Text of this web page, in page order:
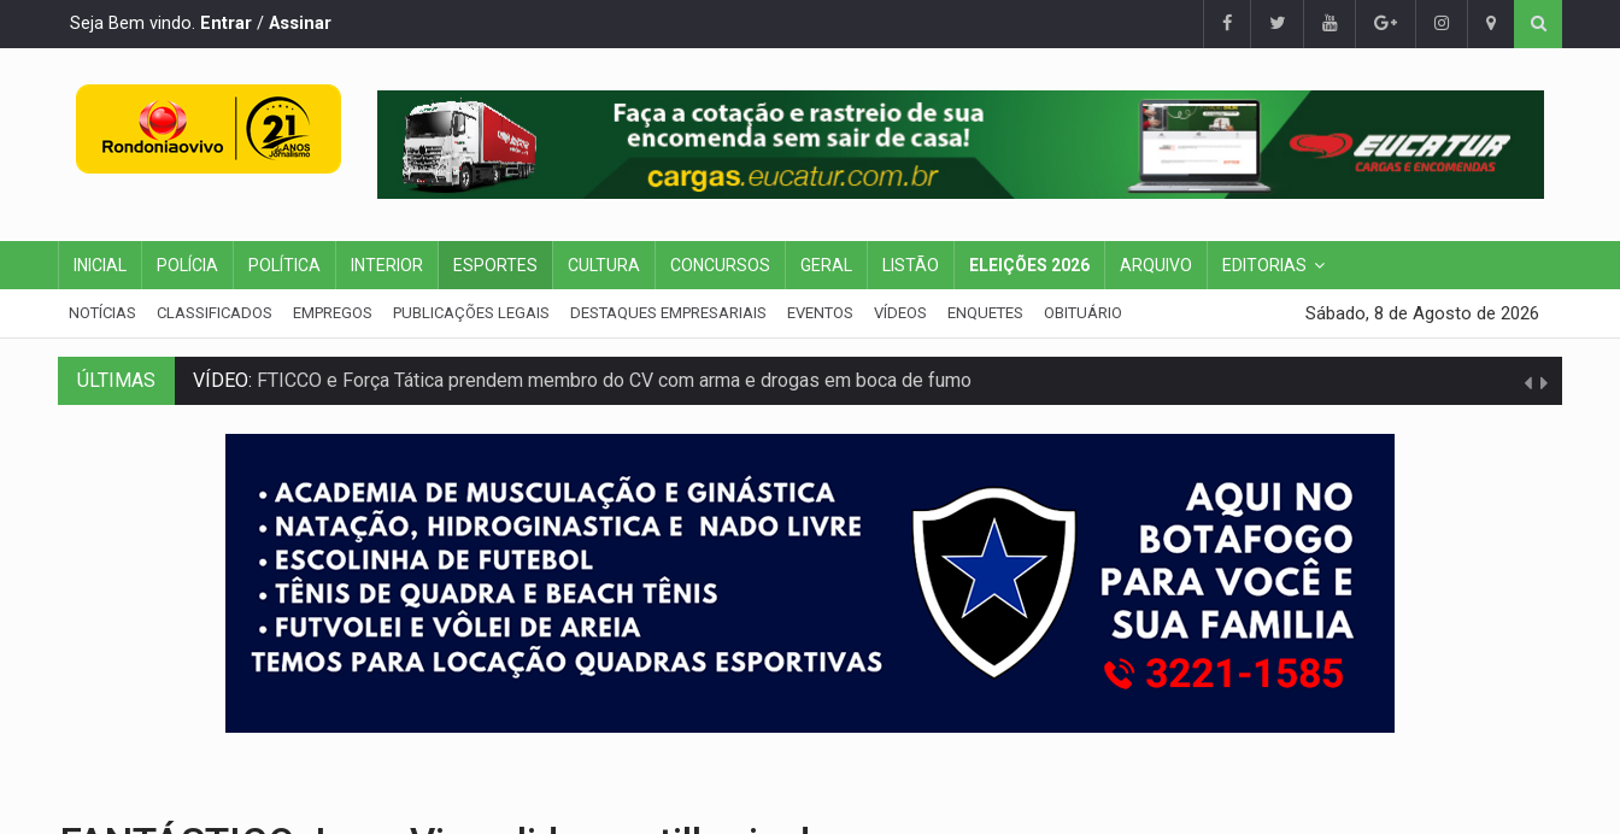
Seja Bem vindo. Entrar / Assinar
INICIAL POLÍCIA POLÍTICA INTERIOR ESPORTES CULTURA CONCURSOS GERAL LISTÃO ELEIÇÕES 2026 ARQUIVO EDITORIAS
NOTÍCIAS CLASSIFICADOS EMPREGOS PUBLICAÇÕES LEGAIS DESTAQUES EMPRESARIAIS EVENTOS VÍDEOS ENQUETES OBITUÁRIO Sábado, 8 de Agosto de 2026
ÚLTIMAS VÍDEO: FTICCO e Força Tática prendem membro do CV com arma e drogas em boca de fumo
INCLUSÃO:Prefeitura fortalece parceria com a APAE para ampliar ações voltadas a PCD's
Exército testa inovações no combate a drones durante exercício antiaéreo
TEMAS SOCIOAMBIENTAIS:Em Itapuã do Oeste, CINEMAZÔNIA leva cinema amazônico a estudantes na escola
PREVISÃO:Interior de Rondônia terá sábado (8) de calor intenso e tempo firme
INFRAESTRUTURA:Após quase 30 anos de espera, asfalto chega ao bairro Nova Esperança
Coreografia de Rondônia estreia na programação do Festival de Dança de Joinville